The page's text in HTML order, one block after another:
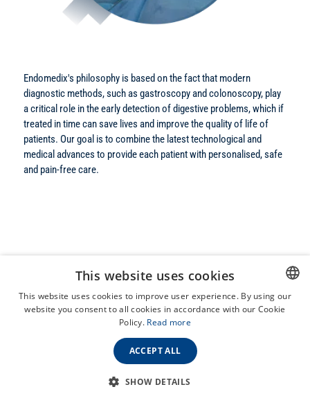
Endomedix's philosophy is based on the fact that modern
diagnostic methods, such as gastroscopy and colonoscopy, play
a critical role in the early detection of digestive problems, which if
treated in time can save lives and improve the quality of life of
patients. Our goal is to combine the latest technological and
medical advances to provide each patient with personalised, safe
and pain-free care.
Contracted byhealth
fundour partners HUNGARIAN
This website uses cookies
This website uses cookies to improve user experience. By using our
website you consent to all cookies in accordance with our Cookie
Policy. Read more
ACCEPT ALL
SHOW DETAILS